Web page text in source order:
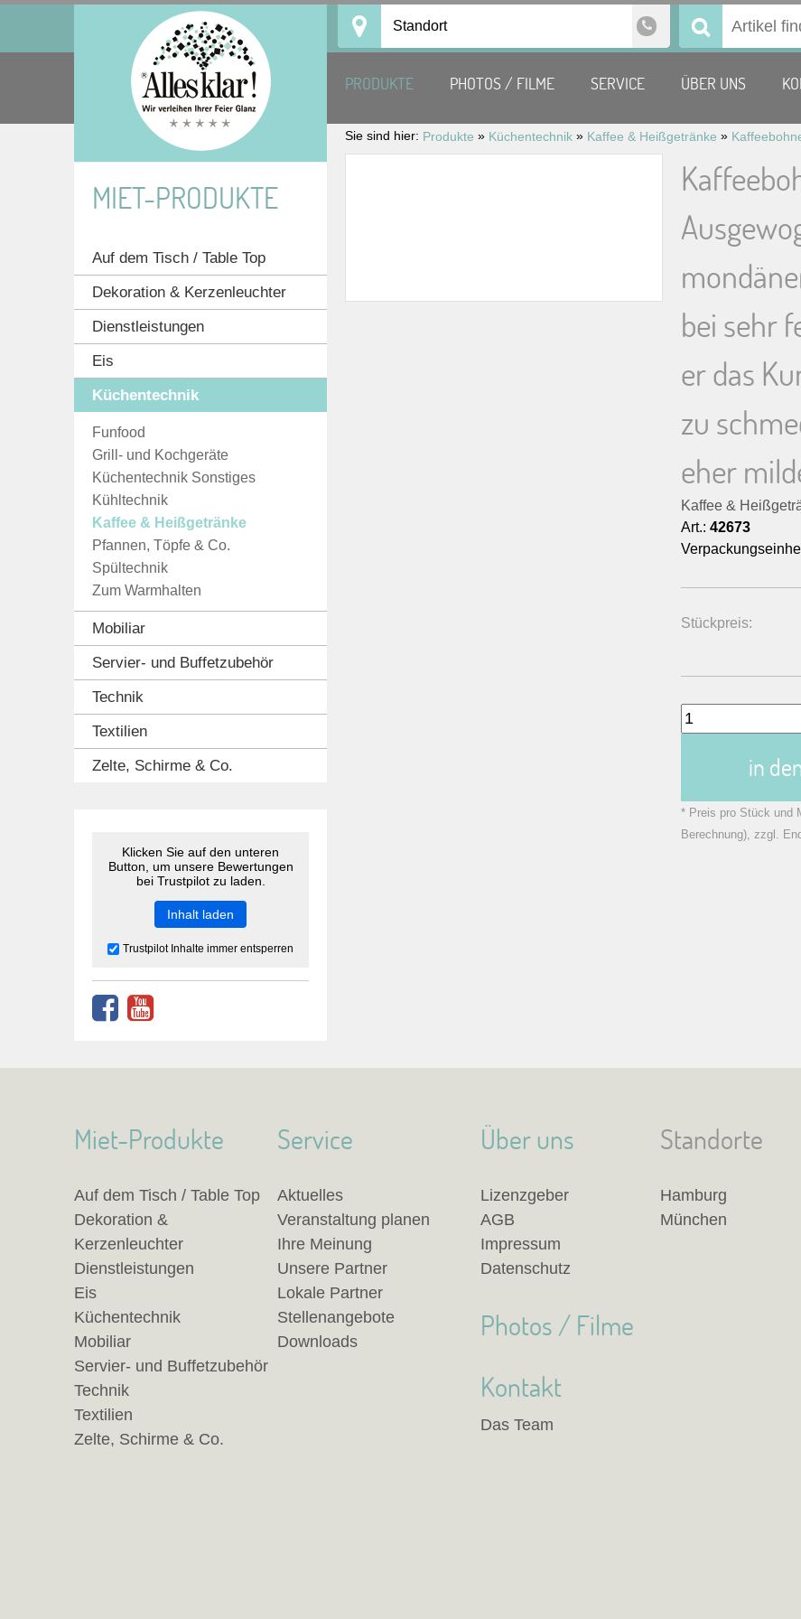
Standort Suchen
PRODUKTE PHOTOS / FILME SERVICE ÜBER UNS
Sie sind hier: Produkte » Küchentechnik » Kaffee & Heißgetränke »
bei sehr
er das
zu
eher
Kaffee &
Art.: 42673
Stückpreis:
in
* Preis pro Stück und
Berechnung), zzgl.
MIET-PRODUKTE
Auf dem Tisch / Table Top
Dekoration & Kerzenleuchter
Dienstleistungen
Eis
Küchentechnik
Funfood
Grill- und Kochgeräte
Küchentechnik Sonstiges
Kühltechnik
Kaffee & Heißgetränke
Pfannen, Töpfe & Co.
Spültechnik
Zum Warmhalten
Mobiliar
Servier- und Buffetzubehör
Technik
Textilien
Zelte, Schirme & Co.
Klicken Sie auf den unteren
Button, um unsere Bewertungen
bei Trustpilot zu laden.
Inhalt laden
Trustpilot Inhalte immer entsperren
Standorte
Hamburg
München
Miet-Produkte
Auf dem Tisch / Table Top
Dekoration &
Kerzenleuchter
Dienstleistungen
Eis
Küchentechnik
Mobiliar
Servier- und Buffetzubehör
Technik
Textilien
Zelte, Schirme & Co.
Service
Aktuelles
Veranstaltung planen
Ihre Meinung
Unsere Partner
Lokale Partner
Stellenangebote
Downloads
Über uns
Lizenzgeber
AGB
Impressum
Datenschutz
Photos / Filme
Kontakt
Das Team